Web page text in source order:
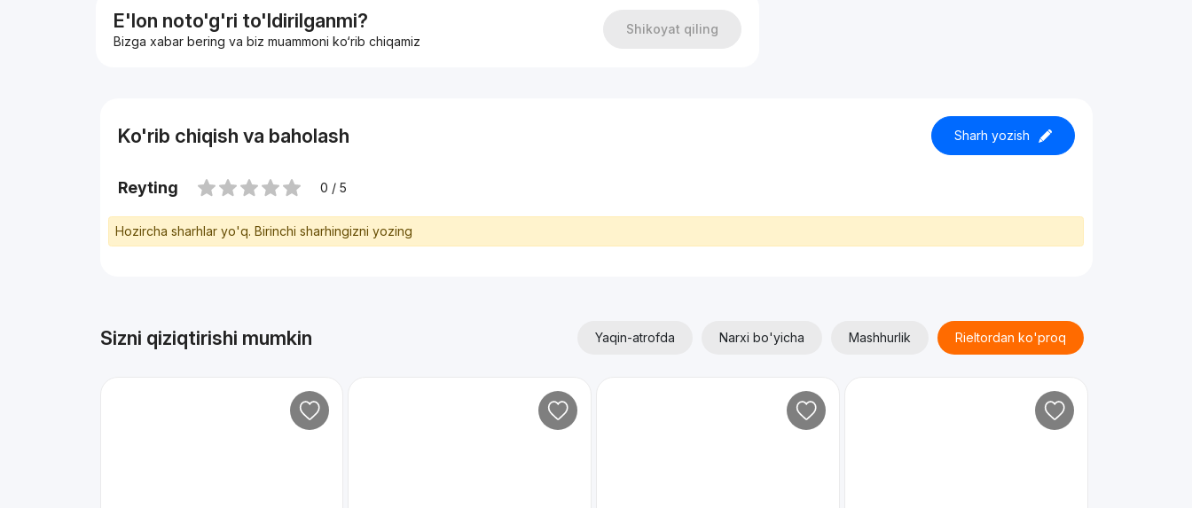
E'lon noto'g'ri to'ldirilganmi?
Bizga xabar bering va biz muammoni ko‘rib chiqamiz
Shikoyat qiling
Ko'rib chiqish va baholash Sharh yozish
Reyting 0 / 5
Hozircha sharhlar yo'q. Birinchi sharhingizni yozing
Sizni qiziqtirishi mumkin Yaqin-atrofda Narxi bo'yicha Mashhurlik Rieltordan ko'proq